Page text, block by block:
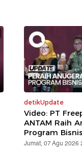
detikUpdate
Video: PT
ANTAM Raih
Program
Jumat, 07 Agu 2026